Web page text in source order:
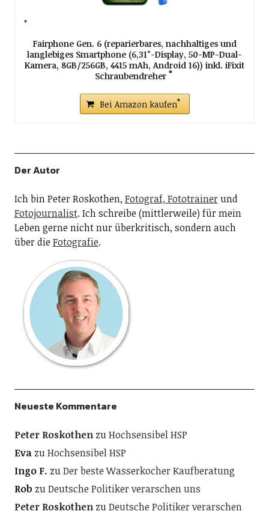
Fairphone Gen. 6 (reparierbares, nachhaltiges und
langlebiges Smartphone (6,31"-Display, 50-MP-Dual-
Kamera, 8GB/256GB, 4415 mAh, Android 16)) inkl. iFixit
Schraubendreher
Bei Amazon kaufen
Der Autor
Ich bin Peter Roskothen, Fotograf, Fototrainer und
Fotojournalist. Ich schreibe (mittlerweile) für mein
Leben gerne nicht nur überkritisch, sondern auch
über dieFotografie.
Neueste Kommentare
Peter RoskothenzuHochsensibel HSP
EvazuHochsensibel HSP
Ingo F. zuDer beste Wasserkocher Kaufberatung
Rob zuDeutsche Politiker verarschen uns
Peter RoskothenzuDeutsche Politiker verarschen